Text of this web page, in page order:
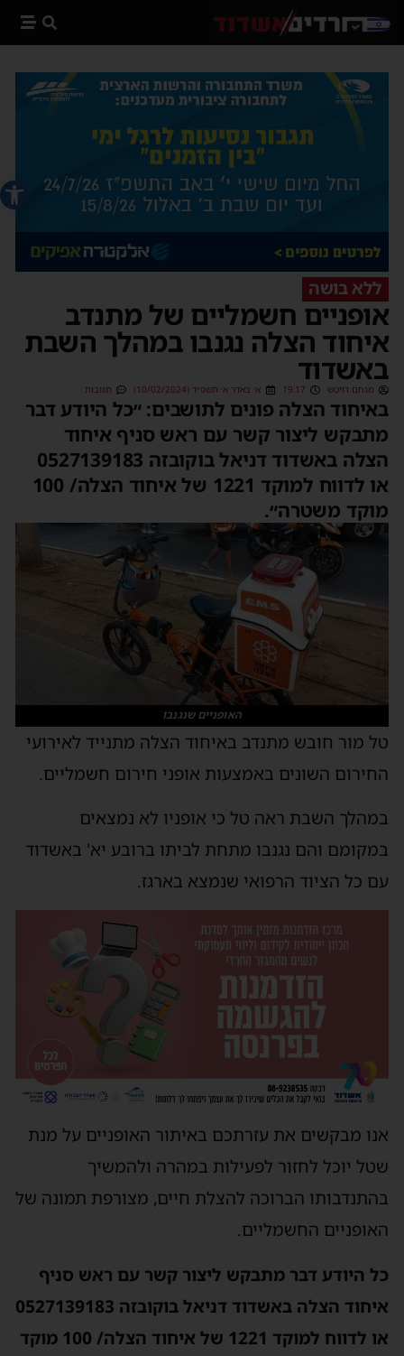
פתח
ללא בושה
אופניים חשמליים של מתנדב
איחוד הצלה נגנבו במהלך השבת
באשדוד
מנחם דויטש 19:17 א׳ באדר א׳ תשפ״ד (10/02/2024) תגובות
באיחוד הצלה פונים לתושבים: ״כל היודע דבר
מתבקש ליצור קשר עם ראש סניף איחוד
הצלה באשדוד דניאל בוקובזה 0527139183
או לדווח למוקד 1221 של איחוד הצלה/ 100
מוקד משטרה״.
האופניים שנגנבו
טל מור חובש מתנדב באיחוד הצלה מתנייד לאירועי
החירום השונים באמצעות אופני חירום חשמליים.
במהלך השבת ראה טל כי אופניו לא נמצאים
במקומם והם נגנבו מתחת לביתו ברובע יא' באשדוד
עם כל הציוד הרפואי שנמצא בארגז.
אנו מבקשים את עזרתכם באיתור האופניים על מנת
שטל יוכל לחזור לפעילות במהרה ולהמשיך
בהתנדבותו הברוכה להצלת חיים, מצורפת תמונה של
האופניים החשמליים.
כל היודע דבר מתבקש ליצור קשר עם ראש סניף
איחוד הצלה באשדוד דניאל בוקובזה 0527139183
או לדווח למוקד 1221 של איחוד הצלה/ 100 מוקד